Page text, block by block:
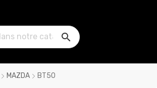
250DT D'ACHATS

MAZDA BT50